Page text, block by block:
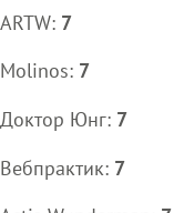
ARTW: 7
Molinos: 7
Доктор Юнг: 7
Вебпрактик: 7